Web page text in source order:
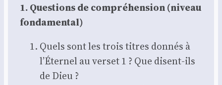
1. Ques­tions de com­pré­hen­sion (niveau
fon­da­men­tal)
Quels sont les trois titres don­nés à
l’Éternel au ver­set 1 ? Que disent-ils
de Dieu ?